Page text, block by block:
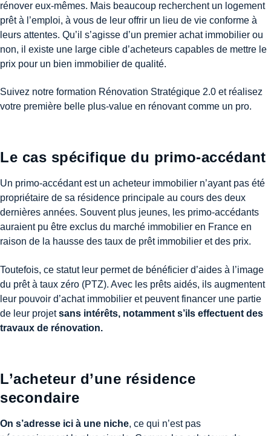
rénover eux-mêmes. Mais beaucoup recherchent un logement
prêt à l’emploi, à vous de leur offrir un lieu de vie conforme à
leurs attentes. Qu’il s’agisse d’un premier achat immobilier ou
non, il existe une large cible d’acheteurs capables de mettre le
prix pour un bien immobilier de qualité.
Suivez notre formation Rénovation Stratégique 2.0 et réalisez
votre première belle plus-value en rénovant comme un pro.
Le cas spécifique du primo-accédant
Un primo-accédant est un acheteur immobilier n’ayant pas été
propriétaire de sa résidence principale au cours des deux
dernières années. Souvent plus jeunes, les primo-accédants
auraient pu être exclus du marché immobilier en France en
raison de la hausse des taux de prêt immobilier et des prix.
Toutefois, ce statut leur permet de bénéficier d’aides à l’image
du prêt à taux zéro (PTZ). Avec les prêts aidés, ils augmentent
leur pouvoir d’achat immobilier et peuvent financer une partie
de leur projetsans intérêts, notamment s’ils effectuent des
travaux de rénovation.
L’acheteur d’une résidence
secondaire
On s’adresse ici à une niche, ce qui n’est pas